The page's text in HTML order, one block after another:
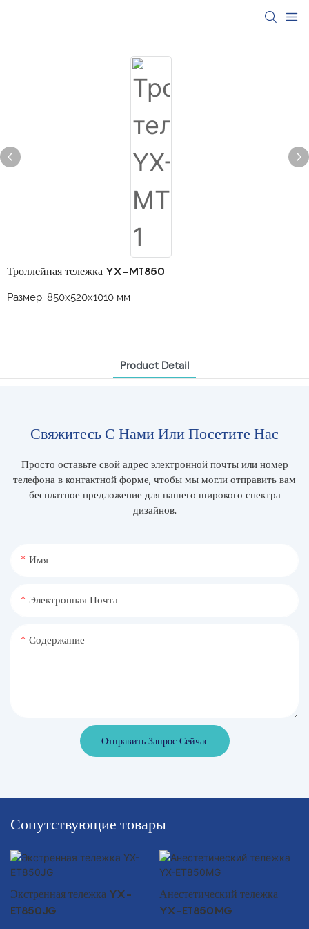
Троллейная тележка YX-MT850
Размер: 850x520x1010 мм
Product Detail
Свяжитесь С Нами Или Посетите Нас
Просто оставьте свой адрес электронной почты или номер
телефона в контактной форме, чтобы мы могли отправить вам
бесплатное предложение для нашего широкого спектра
дизайнов.
Имя
Электронная Почта
Содержание
Отправить Запрос Сейчас
Сопутствующие товары
Экстренная тележка YX-
ET850JG
Анестетический тележка
YX-ET850MG